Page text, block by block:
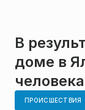
В
доме в
человека
ПРОИСШЕСТВИЯ